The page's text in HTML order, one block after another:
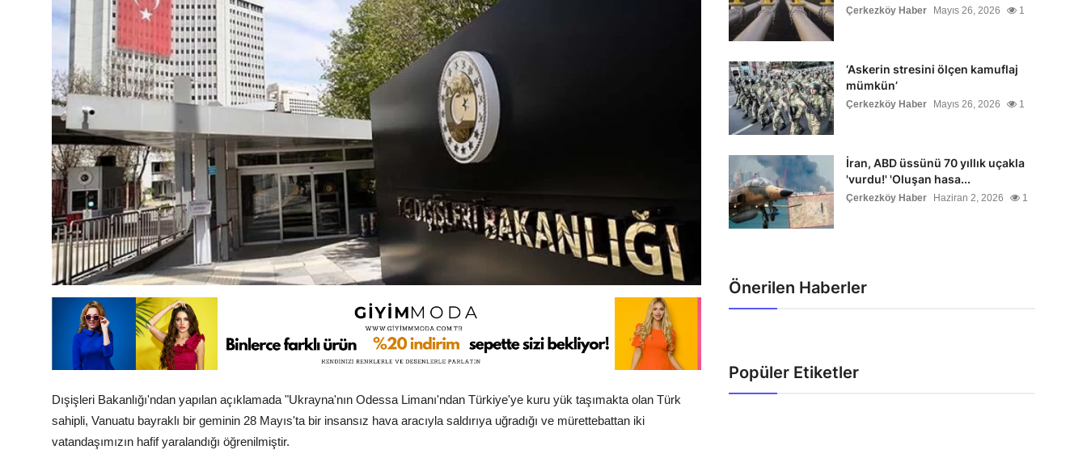
Dışişleri Bakanlığı'ndan yapılan açıklamada "Ukrayna'nın Odessa Limanı'ndan Türkiye'ye kuru yük taşımakta olan Türk
sahipli, Vanuatu bayraklı bir geminin 28 Mayıs'ta bir insansız hava aracıyla saldırıya uğradığı ve mürettebattan iki
vatandaşımızın hafif yaralandığı öğrenilmiştir.
Çerkezköy Haber Mayıs 26, 2026 1
‘Askerin stresini ölçen kamuflaj
mümkün’
Çerkezköy Haber Mayıs 26, 2026 1
İran, ABD üssünü 70 yıllık uçakla
'vurdu!' 'Oluşan hasa...
Çerkezköy Haber Haziran 2, 2026 1
Önerilen Haberler
Popüler Etiketler